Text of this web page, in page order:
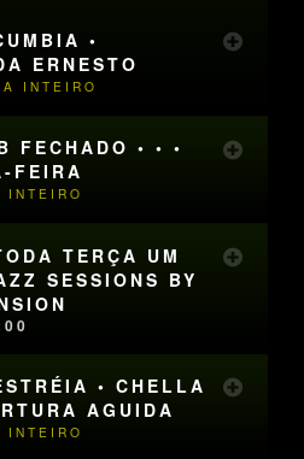
•
ERNESTO
INTEIRO
FECHADO • • •
FEIRA
INTEIRO
TERÇA UM
SESSIONS BY
• CHELLA
AGUIDA
INTEIRO